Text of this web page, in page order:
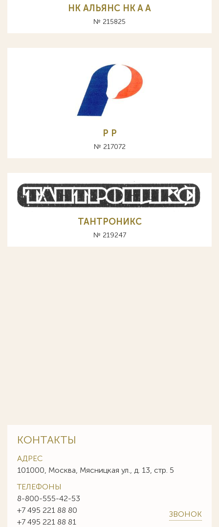
НК АЛЬЯНС HK A А
№ 215825
Р P
№ 217072
ТАНТРОНИКС
№ 219247
КОНТАКТЫ
АДРЕС
101000, Москва, Мясницкая ул., д. 13, стр. 5
ТЕЛЕФОНЫ
8-800-555-42-53
+7 495 221 88 80
+7 495 221 88 81
ЗВОНОК